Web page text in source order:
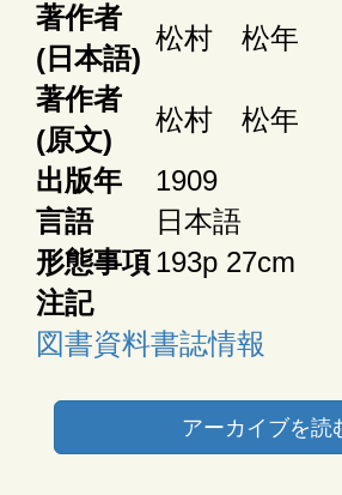
著作者
(日本語)
松村 松年
著作者
(原文)
松村 松年
出版年
1909
言語
日本語
形態事項193p 27cm
注記
図書資料書誌情報
アーカイブを読